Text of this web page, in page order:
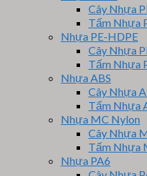
Cây Nhựa
Tấm Nhựa
Nhựa PE-HDPE
Cây Nhựa
Tấm Nhựa
Nhựa ABS
Cây Nhựa
Tấm Nhựa
Nhựa MC Nylon
Cây Nhựa
Tấm Nhựa
Nhựa PA6